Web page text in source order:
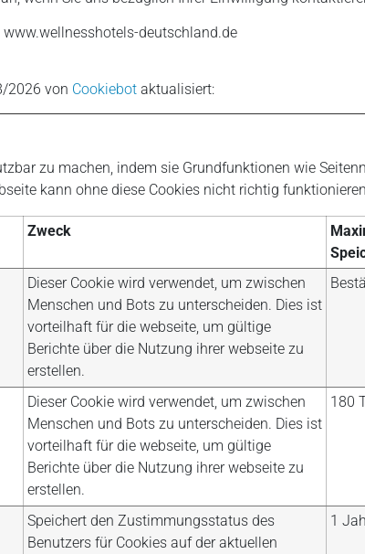
deutschland.de
2026 von Cookiebot aktualisiert:
zu machen, indem sie Grundfunktionen wie
kann ohne diese Cookies nicht richtig
Zweck
Dieser Cookie wird verwendet, um zwischen
Menschen und Bots zu unterscheiden. Dies ist
vorteilhaft für die webseite, um gültige
Berichte über die Nutzung ihrer webseite zu
erstellen.
Dieser Cookie wird verwendet, um zwischen
Menschen und Bots zu unterscheiden. Dies ist
vorteilhaft für die webseite, um gültige
Berichte über die Nutzung ihrer webseite zu
erstellen.
180
Speichert den Zustimmungsstatus des
Benutzers für Cookies auf der aktuellen
1